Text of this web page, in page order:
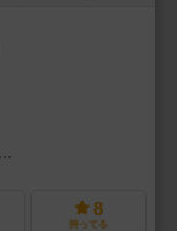
8
持ってる